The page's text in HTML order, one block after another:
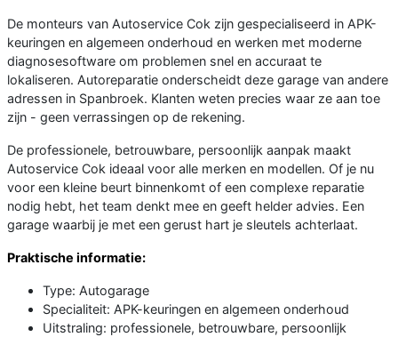
De monteurs van Autoservice Cok zijn gespecialiseerd in APK-
keuringen en algemeen onderhoud en werken met moderne
diagnosesoftware om problemen snel en accuraat te
lokaliseren. Autoreparatie onderscheidt deze garage van andere
adressen in Spanbroek. Klanten weten precies waar ze aan toe
zijn - geen verrassingen op de rekening.
De professionele, betrouwbare, persoonlijk aanpak maakt
Autoservice Cok ideaal voor alle merken en modellen. Of je nu
voor een kleine beurt binnenkomt of een complexe reparatie
nodig hebt, het team denkt mee en geeft helder advies. Een
garage waarbij je met een gerust hart je sleutels achterlaat.
Praktische informatie:
Type: Autogarage
Specialiteit: APK-keuringen en algemeen onderhoud
Uitstraling: professionele, betrouwbare, persoonlijk